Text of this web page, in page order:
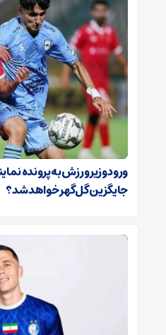
ورود وزیر ورزش به پرونده
جایگزین گل‌گهر خواهد شد؟